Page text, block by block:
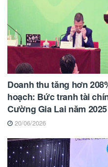
Doanh thu tăng hơn
hoạch: Bức tranh tài
Cường Gia Lai năm 2025
20/06/2026